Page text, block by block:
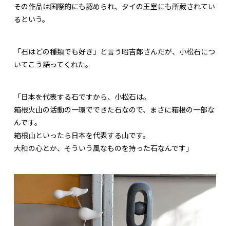
その作品は国際的にも認められ、タイの王室にも所蔵されてい
るという。
「石はどの種類でも好き」と言う昭吉郎さんだが、小松石につ
いてこう語ってくれた。
「日本を代表する石ですから、小松石は。
箱根火山の活動の一環でできた石なので、まさに箱根の一部な
んです。
箱根山といったら日本を代表する山です。
大和の心とか、そういう風なものを持った石なんです」